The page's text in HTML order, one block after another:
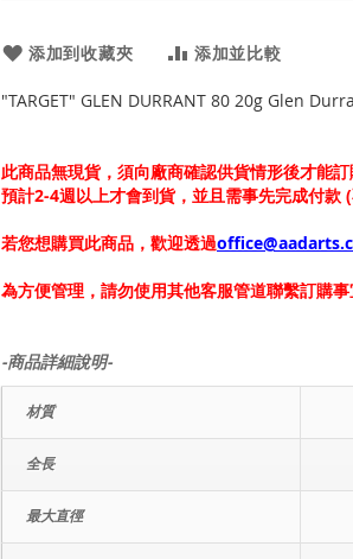
添加到收藏夾 添加並比較
"TARGET" GLEN DURRANT 80 20g Glen
此商品無現貨，須向廠商確認供貨情形後才能訂
預計2-4週以上才會到貨，並且需事先完成付款 (
若您想購買此商品，歡迎透過
為方便管理，請勿使用其他客服管道聯繫訂購事
-商品詳細說明-
材質
全長
最大直徑